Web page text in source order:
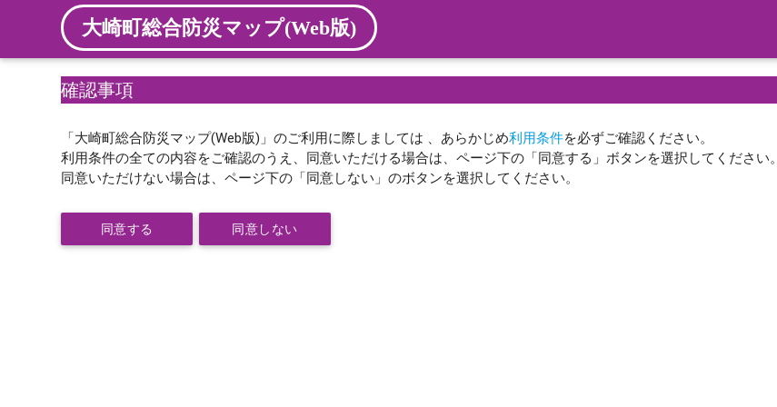
大崎町総合防災マップ(Web版)
確認事項
「大崎町総合防災マップ(Web版)」のご利用に際しましては 、あらかじめ利用条件を必ずご確認ください。
利用条件の全ての内容をご確認のうえ、同意いただける場合は、ページ下の「同意する」ボタンを選択してください。
同意いただけない場合は、ページ下の「同意しない」のボタンを選択してください。
同意する 同意しない